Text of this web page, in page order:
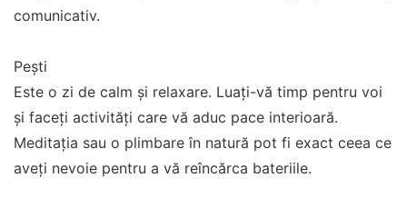
comunicativ.
Pești
Este o zi de calm și relaxare. Luați-vă timp pentru voi
și faceți activități care vă aduc pace interioară.
Meditația sau o plimbare în natură pot fi exact ceea ce
aveți nevoie pentru a vă reîncărca bateriile.